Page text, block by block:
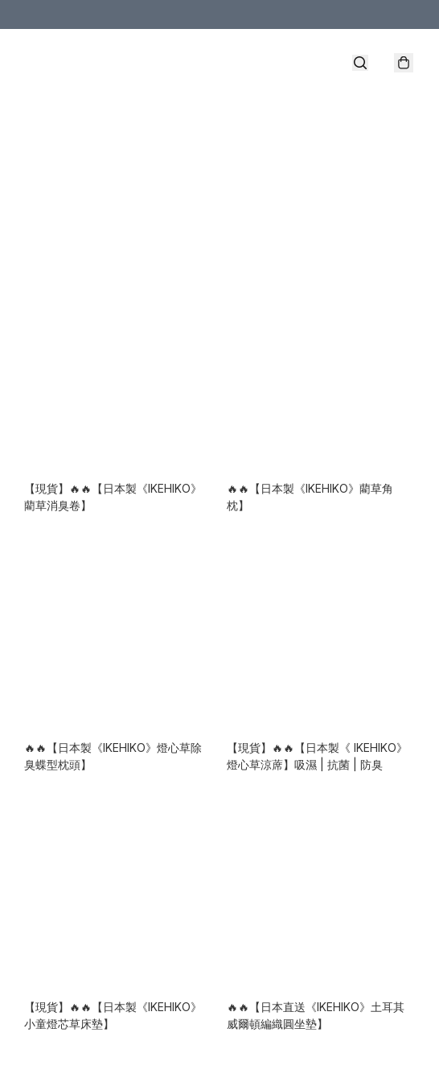
【現貨】🔥🔥【日本製《IKEHIKO》
藺草消臭卷】
🔥🔥【日本製《IKEHIKO》藺草角
枕】
🔥🔥【日本製《IKEHIKO》燈心草除
臭蝶型枕頭】
【現貨】🔥🔥【日本製《 IKEHIKO》
燈心草涼蓆】吸濕 | 抗菌 | 防臭
【現貨】🔥🔥【日本製《IKEHIKO》
小童燈芯草床墊】
🔥🔥【日本直送《IKEHIKO》土耳其
威爾頓編織圓坐墊】